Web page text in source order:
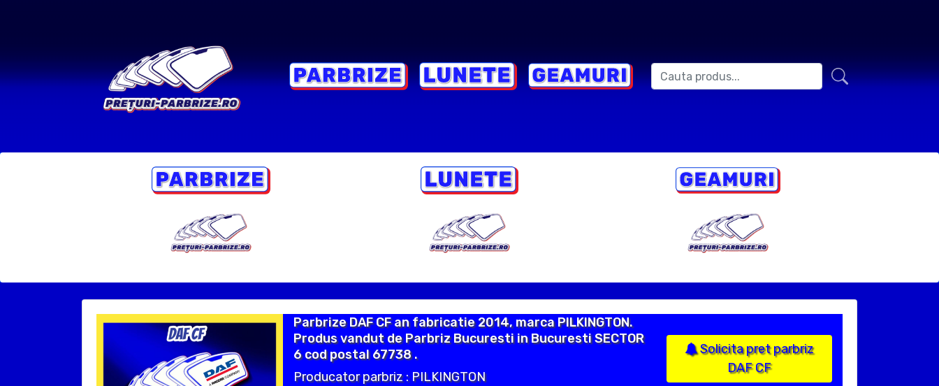
Parbrize DAF CF an fabricatie 2014, marca PILKINGTON.
Produs vandut de Parbriz Bucuresti in Bucuresti SECTOR
6 cod postal 67738 .
Producator parbriz : PILKINGTON
Solicita pret parbriz
DAF CF